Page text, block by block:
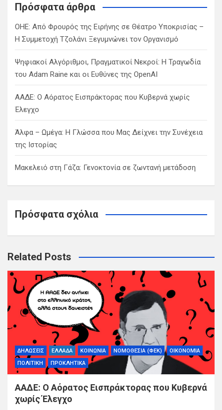
c
Πρόσφατα άρθρα
ΟΗΕ: Από Φρουρός της Ειρήνης σε Θέατρο Υποκρισίας –
Η Συμμετοχή Τζολάνι Ξεγυμνώνει τον Οργανισμό
Ψηφιακοί Αλγόριθμοι, Πραγματικοί Νεκροί: Η Τραγωδία
του Adam Raine και οι Ευθύνες της OpenAI
ΑΑΔΕ: Ο Αόρατος Εισπράκτορας που Κυβερνά χωρίς
Έλεγχο
Άλφα – Ωμέγα: Η Γλώσσα που Μας Δείχνει την Συνέχεια
της Ιστορίας
Μακελειό στη Γάζα: Γενοκτονία σε ζωντανή μετάδοση
Πρόσφατα σχόλια
Related Posts
ΔΗΛΩΣΕΙΣ ΕΛΛΑΔΑ ΚΟΙΝΩΝΙΑ ΝΟΜΟΘΕΣΙΑ (ΦΕΚ)
ΟΙΚΟΝΟΜΙΑ
ΠΟΛΙΤΙΚΗ
ΠΡΟΚΛΗΤΙΚΑ
ΑΑΔΕ: Ο Αόρατος Εισπράκτορας που Κυβερνά
χωρίς Έλεγχο